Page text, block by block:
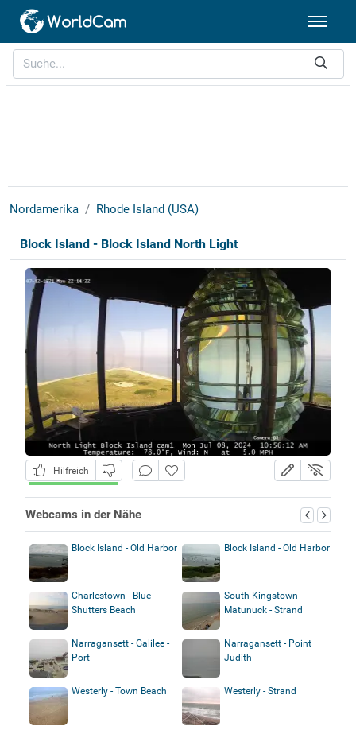
Nordamerika Rhode Island (USA)
Block Island - Block Island North Light
Hilfreich
Webcams in der Nähe
Block Island - Old Harbor Block Island - Old Harbor
Charlestown - Blue
Shutters Beach
South Kingstown -
Matunuck - Strand
Narragansett - Galilee -
Port
Narragansett - Point
Judith
Westerly - Town Beach Westerly - Strand